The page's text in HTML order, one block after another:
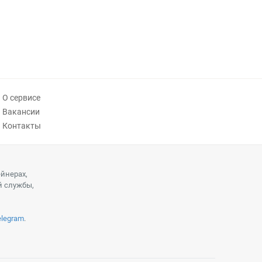
О сервисе
Вакансии
Контакты
службы,
.